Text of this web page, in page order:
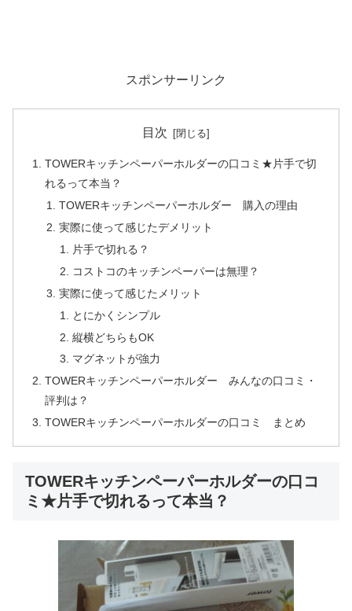
スポンサーリンク
目次
TOWERキッチンペーパーホルダーの口コミ★片手で切
れるって本当？
TOWERキッチンペーパーホルダー 購入の理由
実際に使って感じたデメリット
片手で切れる？
コストコのキッチンペーパーは無理？
実際に使って感じたメリット
とにかくシンプル
縦横どちらもOK
マグネットが強力
TOWERキッチンペーパーホルダー みんなの口コミ・
評判は？
TOWERキッチンペーパーホルダーの口コミ まとめ
TOWERキッチンペーパーホルダーの口コ
ミ★片手で切れるって本当？